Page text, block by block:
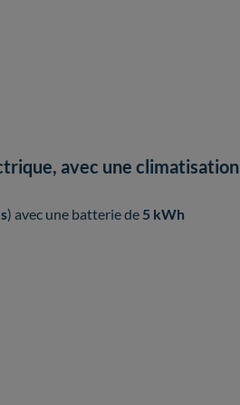
avec une climatisation
) avec une batterie de 5 kWh